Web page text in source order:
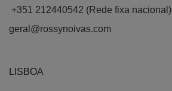
+351 212440542 (Rede fixa nacional)
geral@rossynoivas.com
LISBOA